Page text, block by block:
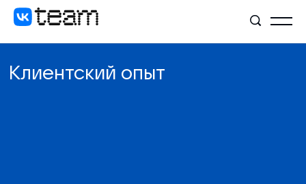
Клиентский опыт